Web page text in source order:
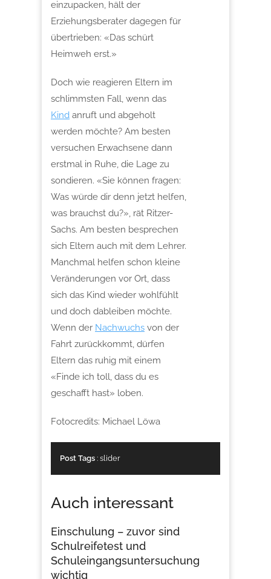
einzupacken, hält der
Erziehungsberater dagegen für
übertrieben: «Das schürt
Heimweh erst.»
Doch wie reagieren Eltern im
schlimmsten Fall, wenn das
Kind anruft und abgeholt
werden möchte? Am besten
versuchen Erwachsene dann
erstmal in Ruhe, die Lage zu
sondieren. «Sie können fragen:
Was würde dir denn jetzt helfen,
was brauchst du?», rät Ritzer-
Sachs. Am besten besprechen
sich Eltern auch mit dem Lehrer.
Manchmal helfen schon kleine
Veränderungen vor Ort, dass
sich das Kind wieder wohlfühlt
und doch dableiben möchte.
Wenn der Nachwuchs von der
Fahrt zurückkommt, dürfen
Eltern das ruhig mit einem
«Finde ich toll, dass du es
geschafft hast» loben.
Fotocredits: Michael Löwa
Post Tags : slider
Auch interessant
Einschulung – zuvor sind
Schulreifetest und
Schuleingangsuntersuchung
wichtig